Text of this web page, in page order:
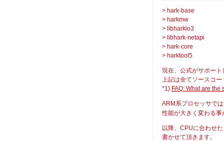
> hark-base
> harkmw
> libharkio3
> libhark-netapi
> hark-core
> harktool5
現在、公式がサポー
上記は全てソースコ
*1) FAQ: What are
ARM系プロセッサで
性能が大きく変わる
以降、CPUに合わせ
書かせて頂きます。